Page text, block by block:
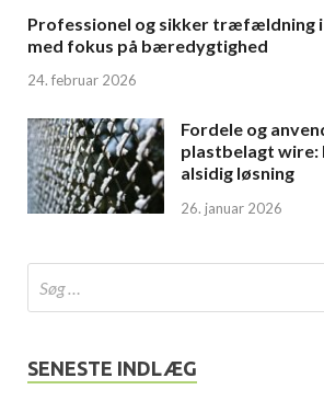
Professionel og sikker træfældning
med fokus på bæredygtighed
24. februar 2026
Fordele og
plastbelagt wire:
alsidig løsning
26. januar 2026
SENESTE INDLÆG